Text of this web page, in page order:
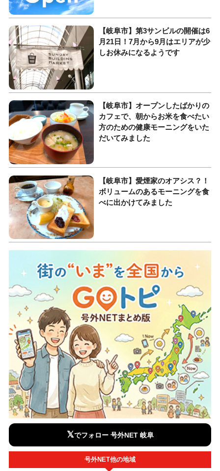
【岐阜市】第3サンビルの開催は6
月21日！7月から9月はエリアが少
しお休みになるようです
【岐阜市】オープンしたばかりの
カフェで、朝からお米を食べたい
方のための健康モーニングをいた
だいてみました
【岐阜市】愛煙家のオアシス？！
ボリュームのあるモーニングを食
べに出かけてみました
𝕏でフォロー 号外NET 岐阜
号外NET他の地域